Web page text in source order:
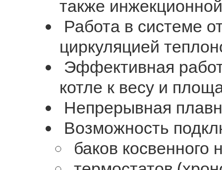
также
Работа в системе
циркуляцией
Эффективная
котле к весу и
Непрерывная
Возможность
баков косвенного